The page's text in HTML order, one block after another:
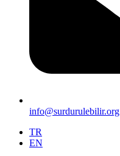
info@surdurulebilir.org
TR
EN